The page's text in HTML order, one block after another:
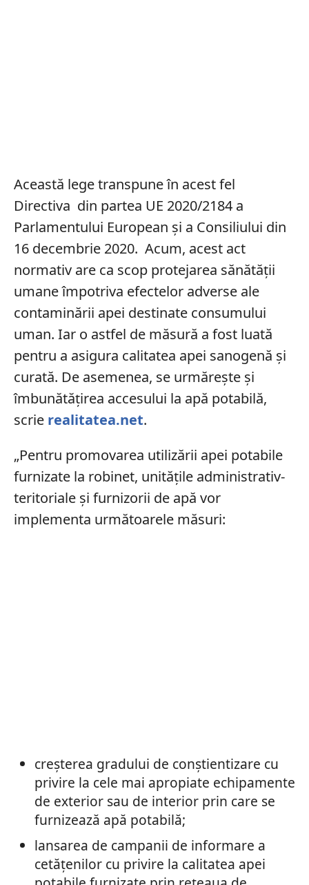
Această lege transpune în acest fel
Directiva din partea UE 2020/2184 a
Parlamentului European şi a Consiliului din
16 decembrie 2020. Acum, acest act
normativ are ca scop protejarea sănătăţii
umane împotriva efectelor adverse ale
contaminării apei destinate consumului
uman. Iar o astfel de măsură a fost luată
pentru a asigura calitatea apei sanogenă şi
curată. De asemenea, se urmărește şi
îmbunătăţirea accesului la apă potabilă,
scrie realitatea.net.
„Pentru promovarea utilizării apei potabile
furnizate la robinet, unităţile administrativ-
teritoriale şi furnizorii de apă vor
implementa următoarele măsuri:
creşterea gradului de conştientizare cu
privire la cele mai apropiate echipamente
de exterior sau de interior prin care se
furnizează apă potabilă;
lansarea de campanii de informare a
cetăţenilor cu privire la calitatea apei